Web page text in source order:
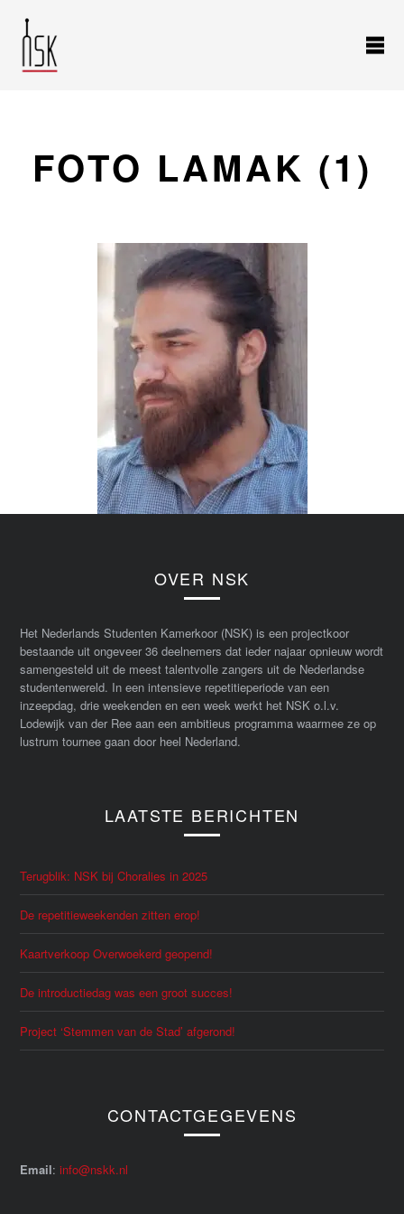
FOTO LAMAK (1)
OVER NSK
Het Nederlands Studenten Kamerkoor (NSK) is een projectkoor
bestaande uit ongeveer 36 deelnemers dat ieder najaar opnieuw wordt
samengesteld uit de meest talentvolle zangers uit de Nederlandse
studentenwereld. In een intensieve repetitieperiode van een
inzeepdag, drie weekenden en een week werkt het NSK o.l.v.
Lodewijk van der Ree aan een ambitieus programma waarmee ze op
lustrum tournee gaan door heel Nederland.
LAATSTE BERICHTEN
Terugblik: NSK bij Choralies in 2025
De repetitieweekenden zitten erop!
Kaartverkoop Overwoekerd geopend!
De introductiedag was een groot succes!
Project ‘Stemmen van de Stad’ afgerond!
CONTACTGEGEVENS
Email:info@nskk.nl